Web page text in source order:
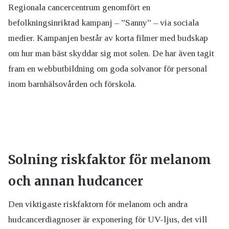
Regionala cancercentrum genomfört en
befolkningsinriktad kampanj – ”Sanny” – via sociala
medier. Kampanjen består av korta filmer med budskap
om hur man bäst skyddar sig mot solen. De har även tagit
fram en webbutbildning om goda solvanor för personal
inom barnhälsovården och förskola.
Solning riskfaktor för melanom
och annan hudcancer
Den viktigaste riskfaktorn för melanom och andra
hudcancerdiagnoser är exponering för UV-ljus, det vill